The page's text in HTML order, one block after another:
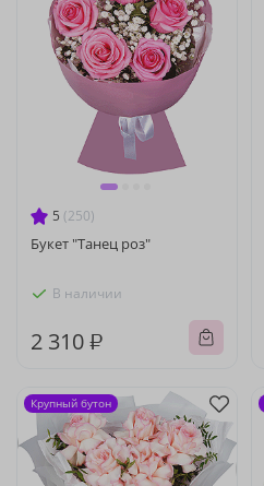
5 (250)
Букет "Танец роз"
В наличии
2 310 ₽
Крупный бутон